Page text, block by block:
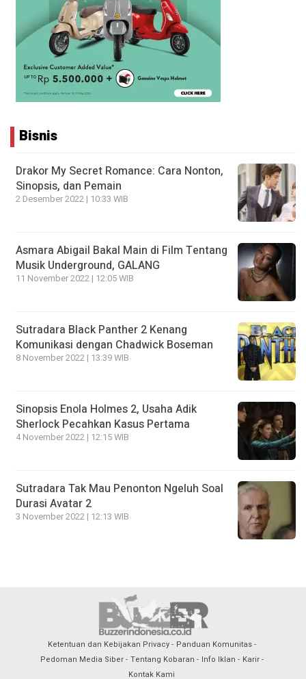
Bisnis
Drakor My Secret Romance: Cara Nonton,
Sinopsis, dan Pemain
2 Desember 2022 | 10:33 WIB
Asmara Abigail Bakal Main di Film Tentang
Musik Underground, GALANG
11 November 2022 | 12:05 WIB
Sutradara Black Panther 2 Kenang
Komunikasi dengan Chadwick Boseman
8 November 2022 | 13:39 WIB
Sinopsis Enola Holmes 2, Usaha Adik
Sherlock Pecahkan Kasus Pertama
4 November 2022 | 12:15 WIB
Sutradara Tak Mau Penonton Ngeluh Soal
Durasi Avatar 2
3 November 2022 | 12:13 WIB
Ketentuan dan Kebijakan Privacy
Panduan Komunitas
Pedoman Media Siber
Tentang Kobaran Info Iklan
Karir
Kontak Kami